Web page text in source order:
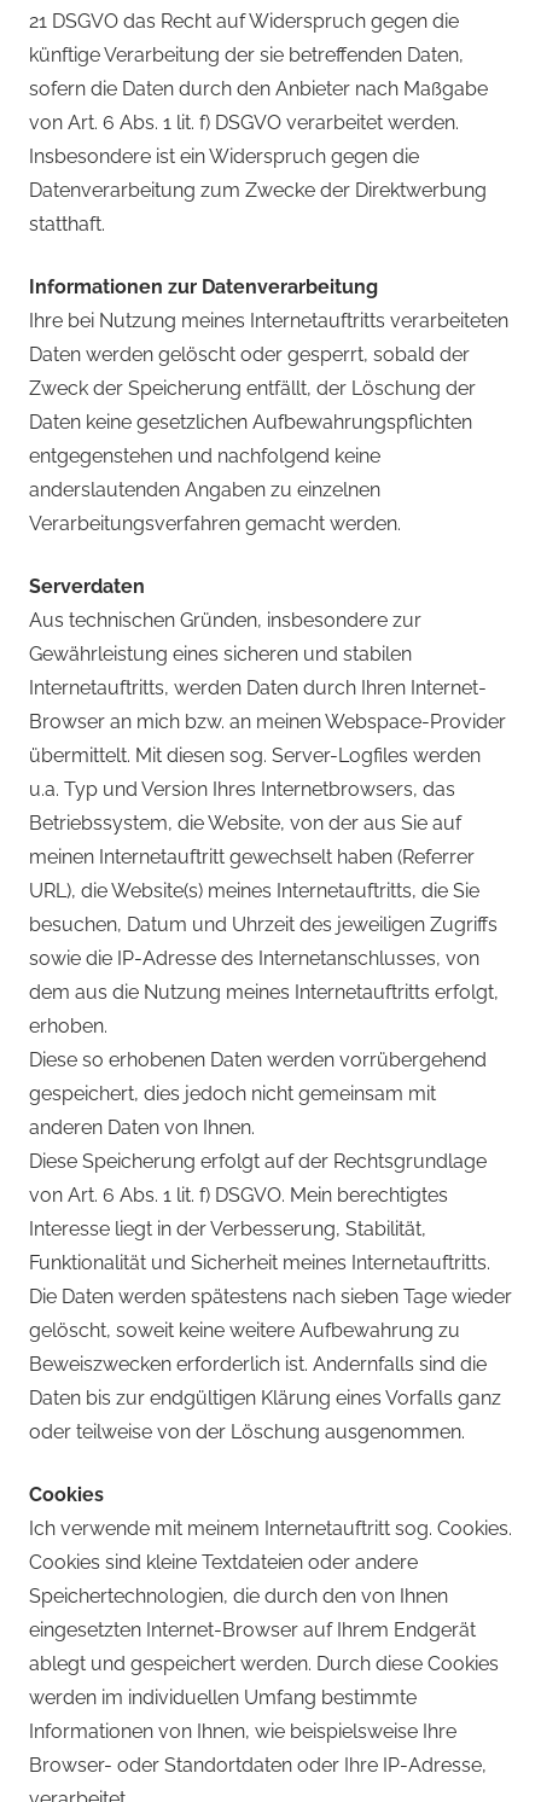
21 DSGVO das Recht auf Widerspruch gegen die
künftige Verarbeitung der sie betreffenden Daten,
sofern die Daten durch den Anbieter nach Maßgabe
von Art. 6 Abs. 1 lit. f) DSGVO verarbeitet werden.
Insbesondere ist ein Widerspruch gegen die
Datenverarbeitung zum Zwecke der Direktwerbung
statthaft.
Informationen zur Datenverarbeitung
Ihre bei Nutzung meines Internetauftritts verarbeiteten
Daten werden gelöscht oder gesperrt, sobald der
Zweck der Speicherung entfällt, der Löschung der
Daten keine gesetzlichen Aufbewahrungspflichten
entgegenstehen und nachfolgend keine
anderslautenden Angaben zu einzelnen
Verarbeitungsverfahren gemacht werden.
Serverdaten
Aus technischen Gründen, insbesondere zur
Gewährleistung eines sicheren und stabilen
Internetauftritts, werden Daten durch Ihren Internet-
Browser an mich bzw. an meinen Webspace-Provider
übermittelt. Mit diesen sog. Server-Logfiles werden
u.a. Typ und Version Ihres Internetbrowsers, das
Betriebssystem, die Website, von der aus Sie auf
meinen Internetauftritt gewechselt haben (Referrer
URL), die Website(s) meines Internetauftritts, die Sie
besuchen, Datum und Uhrzeit des jeweiligen Zugriffs
sowie die IP-Adresse des Internetanschlusses, von
dem aus die Nutzung meines Internetauftritts erfolgt,
erhoben.
Diese so erhobenen Daten werden vorrübergehend
gespeichert, dies jedoch nicht gemeinsam mit
anderen Daten von Ihnen.
Diese Speicherung erfolgt auf der Rechtsgrundlage
von Art. 6 Abs. 1 lit. f) DSGVO. Mein berechtigtes
Interesse liegt in der Verbesserung, Stabilität,
Funktionalität und Sicherheit meines Internetauftritts.
Die Daten werden spätestens nach sieben Tage wieder
gelöscht, soweit keine weitere Aufbewahrung zu
Beweiszwecken erforderlich ist. Andernfalls sind die
Daten bis zur endgültigen Klärung eines Vorfalls ganz
oder teilweise von der Löschung ausgenommen.
Cookies
Ich verwende mit meinem Internetauftritt sog. Cookies.
Cookies sind kleine Textdateien oder andere
Speichertechnologien, die durch den von Ihnen
eingesetzten Internet-Browser auf Ihrem Endgerät
ablegt und gespeichert werden. Durch diese Cookies
werden im individuellen Umfang bestimmte
Informationen von Ihnen, wie beispielsweise Ihre
Browser- oder Standortdaten oder Ihre IP-Adresse,